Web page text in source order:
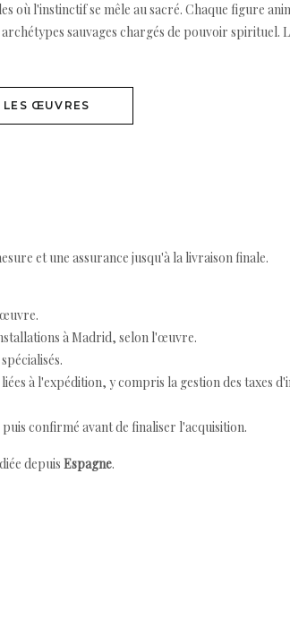
où l'instinctif se mêle au sacré. Chaque figure
sauvages chargés de pouvoir
ŒUVRES
et une assurance jusqu'à la livraison finale.
à Madrid, selon l'œuvre.
à l'expédition, y compris la gestion des taxes
confirmé avant de finaliser l'acquisition.
depuis Espagne.